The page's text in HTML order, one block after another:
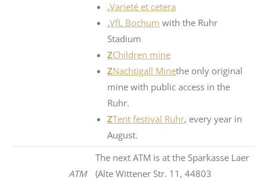
.Varieté et cetera
.VfL Bochum with the Ruhr
Stadium
ZChildren mine
ZNachtigall Minethe only original
mine with public access in the
Ruhr.
ZTent festival Ruhr, every year in
August.
ATM
The next ATM is at the Sparkasse Laer
(Alte Wittener Str. 11, 44803